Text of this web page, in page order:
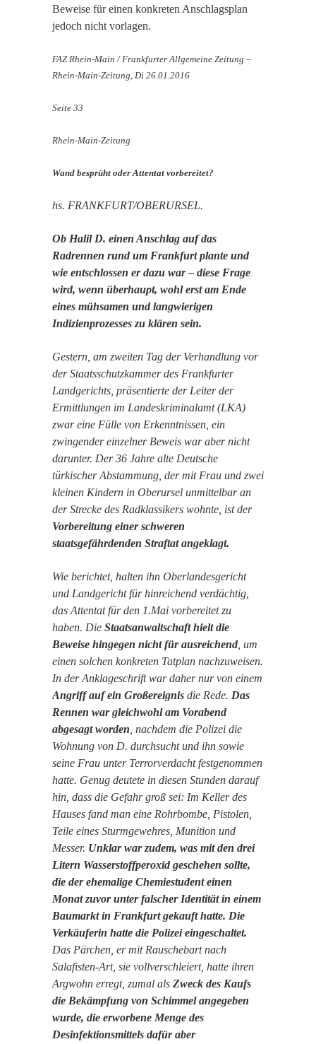
Beweise für einen konkreten Anschlagsplan
jedoch nicht vorlagen.
FAZ Rhein-Main / Frankfurter Allgemeine Zeitung –
Rhein-Main-Zeitung, Di 26.01.2016
Seite 33
Rhein-Main-Zeitung
Wand besprüht oder Attentat vorbereitet?
hs. FRANKFURT/OBERURSEL.
Ob Halil D. einen Anschlag auf das
Radrennen rund um Frankfurt plante und
wie entschlossen er dazu war – diese Frage
wird, wenn überhaupt, wohl erst am Ende
eines mühsamen und langwierigen
Indizienprozesses zu klären sein.
Gestern, am zweiten Tag der Verhandlung vor
der Staatsschutzkammer des Frankfurter
Landgerichts, präsentierte der Leiter der
Ermittlungen im Landeskriminalamt (LKA)
zwar eine Fülle von Erkenntnissen, ein
zwingender einzelner Beweis war aber nicht
darunter. Der 36 Jahre alte Deutsche
türkischer Abstammung, der mit Frau und zwei
kleinen Kindern in Oberursel unmittelbar an
der Strecke des Radklassikers wohnte, ist der
Vorbereitung einer schweren
staatsgefährdenden Straftat angeklagt.
Wie berichtet, halten ihn Oberlandesgericht
und Landgericht für hinreichend verdächtig,
das Attentat für den 1.Mai vorbereitet zu
haben. Die Staatsanwaltschaft hielt die
Beweise hingegen nicht für ausreichend , um
einen solchen konkreten Tatplan nachzuweisen.
In der Anklageschrift war daher nur von einem
Angriff auf ein Großereignis die Rede. Das
Rennen war gleichwohl am Vorabend
abgesagt worden , nachdem die Polizei die
Wohnung von D. durchsucht und ihn sowie
seine Frau unter Terrorverdacht festgenommen
hatte. Genug deutete in diesen Stunden darauf
hin, dass die Gefahr groß sei: Im Keller des
Hauses fand man eine Rohrbombe, Pistolen,
Teile eines Sturmgewehres, Munition und
Messer. Unklar war zudem, was mit den drei
Litern Wasserstoffperoxid geschehen sollte,
die der ehemalige Chemiestudent einen
Monat zuvor unter falscher Identität in einem
Baumarkt in Frankfurt gekauft hatte. Die
Verkäuferin hatte die Polizei eingeschaltet.
Das Pärchen, er mit Rauschebart nach
Salafisten-Art, sie vollverschleiert, hatte ihren
Argwohn erregt, zumal als Zweck des Kaufs
die Bekämpfung von Schimmel angegeben
wurde, die erworbene Menge des
Desinfektionsmittels dafür aber